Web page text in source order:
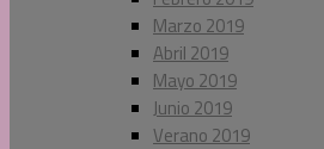
Marzo 2019
Abril 2019
Mayo 2019
Junio 2019
Verano 2019